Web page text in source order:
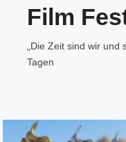
Film
„Die Zeit sind wir
Tagen